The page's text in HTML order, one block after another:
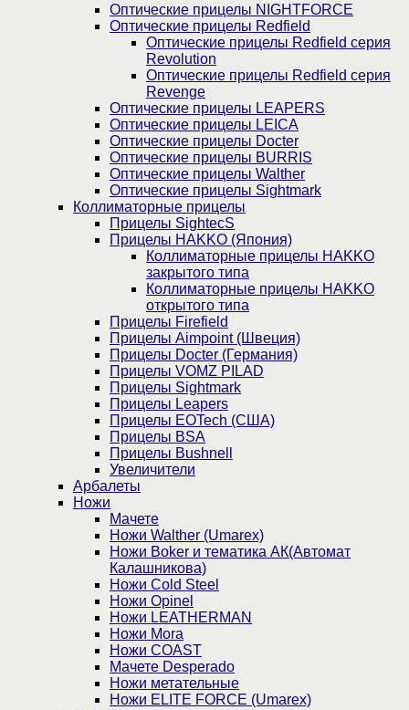
Оптические прицелы NIGHTFORCE
Оптические прицелы Redfield
Оптические прицелы Redfield серия
Revolution
Оптические прицелы Redfield серия
Revenge
Оптические прицелы LEAPERS
Оптические прицелы LEICA
Оптические прицелы Docter
Оптические прицелы BURRIS
Оптические прицелы Walther
Оптические прицелы Sightmark
Коллиматорные прицелы
Прицелы SightecS
Прицелы HAKKO (Япония)
Коллиматорные прицелы HAKKO
закрытого типа
Коллиматорные прицелы HAKKO
открытого типа
Прицелы Firefield
Прицелы Aimpoint (Швеция)
Прицелы Docter (Германия)
Прицелы VOMZ PILAD
Прицелы Sightmark
Прицелы Leapers
Прицелы EOTech (США)
Прицелы BSA
Прицелы Bushnell
Увеличители
Арбалеты
Ножи
Мачете
Ножи Walther (Umarex)
Ножи Boker и тематика АК(Автомат
Калашникова)
Ножи Cold Steel
Ножи Opinel
Ножи LEATHERMAN
Ножи Mora
Ножи COAST
Мачете Desperado
Ножи метательные
Ножи ELITE FORCE (Umarex)